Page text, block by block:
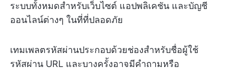
ระบบทั้งหมดสำหรับเว็บไซต์ แอปพลิเคชัน และบัญชี
ออนไลน์ต่างๆ ในที่ที่ปลอดภัย
เทมเพลตรหัสผ่านประกอบด้วยช่องสำหรับชื่อผู้ใช้
รหัสผ่าน URL และบางครั้งอาจมีคำถามหรือ